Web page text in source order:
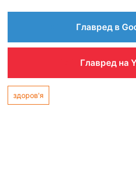
Главред в
Главред на
здоров'я